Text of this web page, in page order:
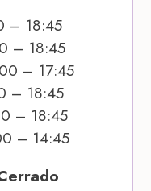
– 18:45
– 18:45
– 17:45
– 18:45
– 18:45
– 14:45